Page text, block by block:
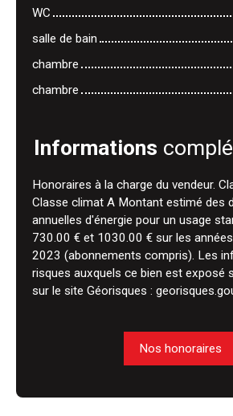
WC
salle de bain
chambre
chambre
Informations
Honoraires à la charge du vendeur.
Classe climat A Montant estimé des
annuelles d'énergie pour un usage
730.00 € et 1030.00 € sur les
2023 (abonnements compris). Les
risques auxquels ce bien est exposé
sur le site Géorisques :
Nos honoraires